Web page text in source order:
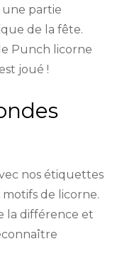
partie
de la fête.
Punch licorne
joué !
nos étiquettes
de licorne.
la différence et